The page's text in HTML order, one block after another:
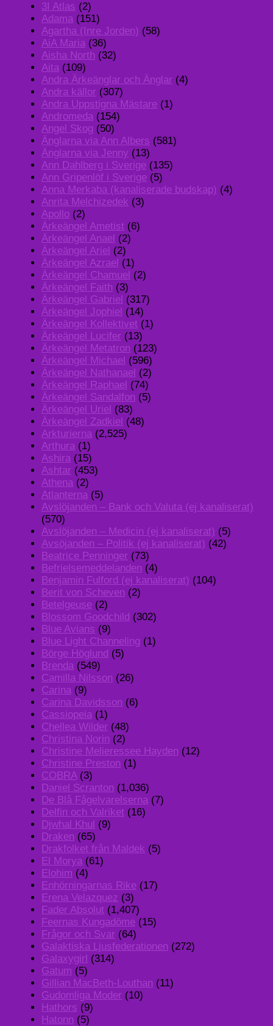
3I Atlas (2)
Adama (151)
Agartha (Inre Jorden) (58)
AiA Maria (36)
Aisha North (32)
Aita (109)
Andra Ärkeänglar och Änglar (4)
Andra källor (307)
Andra Uppstigna Mästare (1)
Andromeda (154)
Angel Skog (50)
Änglarna via Ann Albers (581)
Änglarna via Jenny (13)
Ann Dahlberg i Sverige (135)
Ann Gripenlöf i Sverige (5)
Anna Merkaba (kanaliserade budskap) (4)
Anrita Melchizedek (3)
Apollo (2)
Ärkeängel Ametist (6)
Ärkeängel Anael (2)
Ärkeängel Ariel (2)
Ärkeängel Azrael (1)
Ärkeängel Chamuel (2)
Ärkeängel Faith (3)
Ärkeängel Gabriel (317)
Ärkeängel Jophiel (14)
Ärkeängel Kollektivet (1)
Ärkeängel Lucifer (13)
Ärkeängel Metatron (123)
Ärkeängel Michael (596)
Ärkeängel Nathanael (2)
Ärkeängel Raphael (74)
Ärkeängel Sandalfon (5)
Ärkeängel Uriel (83)
Ärkeängel Zadkiel (48)
Arkturierna (2,525)
Arthura (1)
Ashira (15)
Ashtar (453)
Athena (2)
Atlanterna (5)
Avslöjanden – Bank och Valuta (ej kanaliserat)
(570)
Avslöjanden – Medicin (ej kanaliserat) (5)
Avsöjanden – Politik (ej kanaliserat) (42)
Beatrice Penninger (73)
Befrielsemeddelanden (4)
Benjamin Fulford (ej kanaliserat) (104)
Berit von Scheven (2)
Betelgeuse (2)
Blossom Goodchild (302)
Blue Avians (9)
Blue Light Channeling (1)
Börge Höglund (5)
Brenda (549)
Camilla Nilsson (26)
Carina (9)
Carina Davidsson (6)
Cassiopeia (1)
Chellea Wilder (48)
Christina Norin (2)
Christine Melieressee Hayden (12)
Christine Preston (1)
COBRA(3)
Daniel Scranton (1,036)
De Blå Fågelvarelserna (7)
Delfin och Valriket (16)
Djwhal Khul (9)
Draken (65)
Drakfolket från Maldek (5)
El Morya (61)
Elohim (4)
Enhörningarnas Rike (17)
Erena Velazquez (3)
Fader Absolut (1,407)
Feernas Kungadöme (15)
Frågor och Svar (64)
Galaktiska Ljusfederationen (272)
Galaxygirl (314)
Gatum (5)
Gillian MacBeth-Louthan (11)
Gudomliga Moder (10)
Hathors (9)
Hatonn (5)